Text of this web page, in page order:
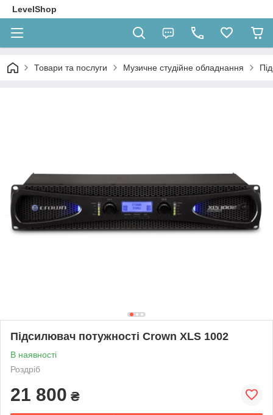
LevelShop
Товари та послуги Музичне студійне обладнання
Підсилювач потужності Crown XLS 1002
В наявності
Роздріб
21 800 ₴